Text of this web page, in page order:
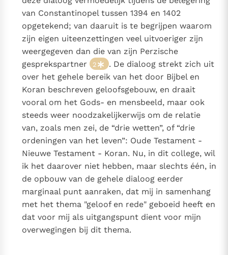
van Constantinopel tussen 1394 en 1402
opgetekend; van daaruit is te begrijpen waarom
zijn eigen uiteenzettingen veel uitvoeriger zijn
weergegeven dan die van zijn Perzische
gesprekspartner
2
. De dialoog strekt zich uit
over het gehele bereik van het door Bijbel en
Koran beschreven geloofsgebouw, en draait
vooral om het Gods- en mensbeeld, maar ook
steeds weer noodzakelijkerwijs om de relatie
van, zoals men zei, de “drie wetten”, of “drie
ordeningen van het leven”: Oude Testament -
Nieuwe Testament - Koran. Nu, in dit college, wil
ik het daarover niet hebben, maar slechts één, in
de opbouw van de gehele dialoog eerder
marginaal punt aanraken, dat mij in samenhang
met het thema "geloof en rede" geboeid heeft en
dat voor mij als uitgangspunt dient voor mijn
overwegingen bij dit thema.